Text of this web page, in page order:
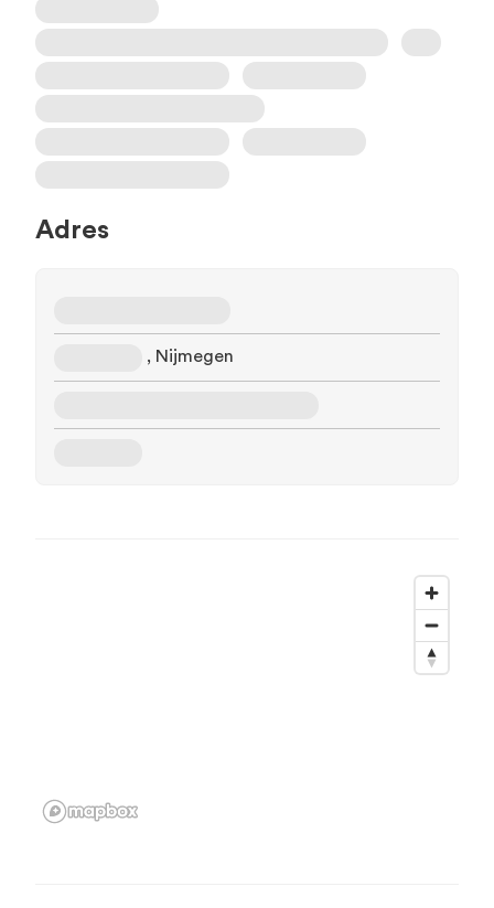
Adres
, Nijmegen